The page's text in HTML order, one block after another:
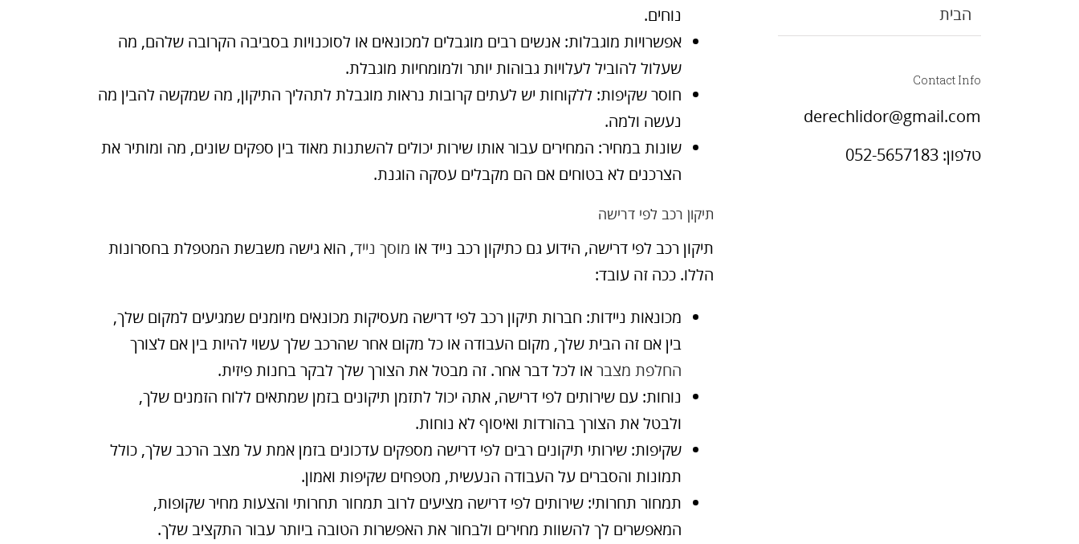
נוחים.
אפשרויות מוגבלות: אנשים רבים מוגבלים למכונאים או לסוכנויות בסביבה הקרובה שלהם, מה
שעלול להוביל לעלויות גבוהות יותר ולמומחיות מוגבלת.
חוסר שקיפות: ללקוחות יש לעתים קרובות נראות מוגבלת לתהליך התיקון, מה שמקשה להבין מה
נעשה ולמה.
שונות במחיר: המחירים עבור אותו שירות יכולים להשתנות מאוד בין ספקים שונים, מה ומותיר את
הצרכנים לא בטוחים אם הם מקבלים עסקה הוגנת.
תיקון רכב לפי דרישה
תיקון רכב לפי דרישה, הידוע גם כתיקון רכב נייד או מוסך נייד, הוא גישה משבשת המטפלת בחסרונות
הללו. ככה זה עובד:
מכונאות ניידות: חברות תיקון רכב לפי דרישה מעסיקות מכונאים מיומנים שמגיעים למקום שלך,
בין אם זה הבית שלך, מקום העבודה או כל מקום אחר שהרכב שלך עשוי להיות בין אם לצורך
החלפת מצבראו לכל דבר אחר. זה מבטל את הצורך שלך לבקר בחנות פיזית.
נוחות: עם שירותים לפי דרישה, אתה יכול לתזמן תיקונים בזמן שמתאים ללוח הזמנים שלך,
ולבטל את הצורך בהורדות ואיסוף לא נוחות.
שקיפות: שירותי תיקונים רבים לפי דרישה מספקים עדכונים בזמן אמת על מצב הרכב שלך, כולל
תמונות והסברים על העבודה הנעשית, מטפחים שקיפות ואמון.
תמחור תחרותי: שירותים לפי דרישה מציעים לרוב תמחור תחרותי והצעות מחיר שקופות,
המאפשרים לך להשוות מחירים ולבחור את האפשרות הטובה ביותר עבור התקציב שלך.
הבית
Contact Info
derechlidor@gmail.com
טלפון: 052-5657183